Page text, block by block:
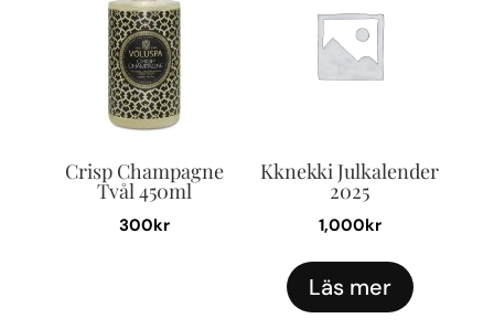
Crisp Champagne
Tvål 450ml
300kr
Kknekki Julkalender
2025
1,000kr
Läs mer